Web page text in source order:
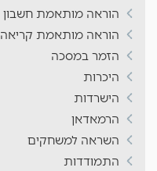
הוראה מותאמת חשבון
הוראה מותאמת קריאה
הזמר במסכה
היכרות
הישרדות
הרמאדאן
השראה למשחקים
התמודדות